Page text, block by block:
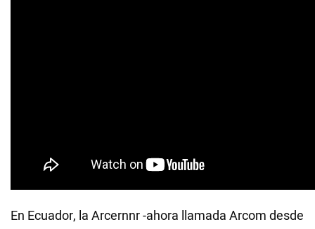
En Ecuador, la Arcernnr -ahora llamada Arcom desde